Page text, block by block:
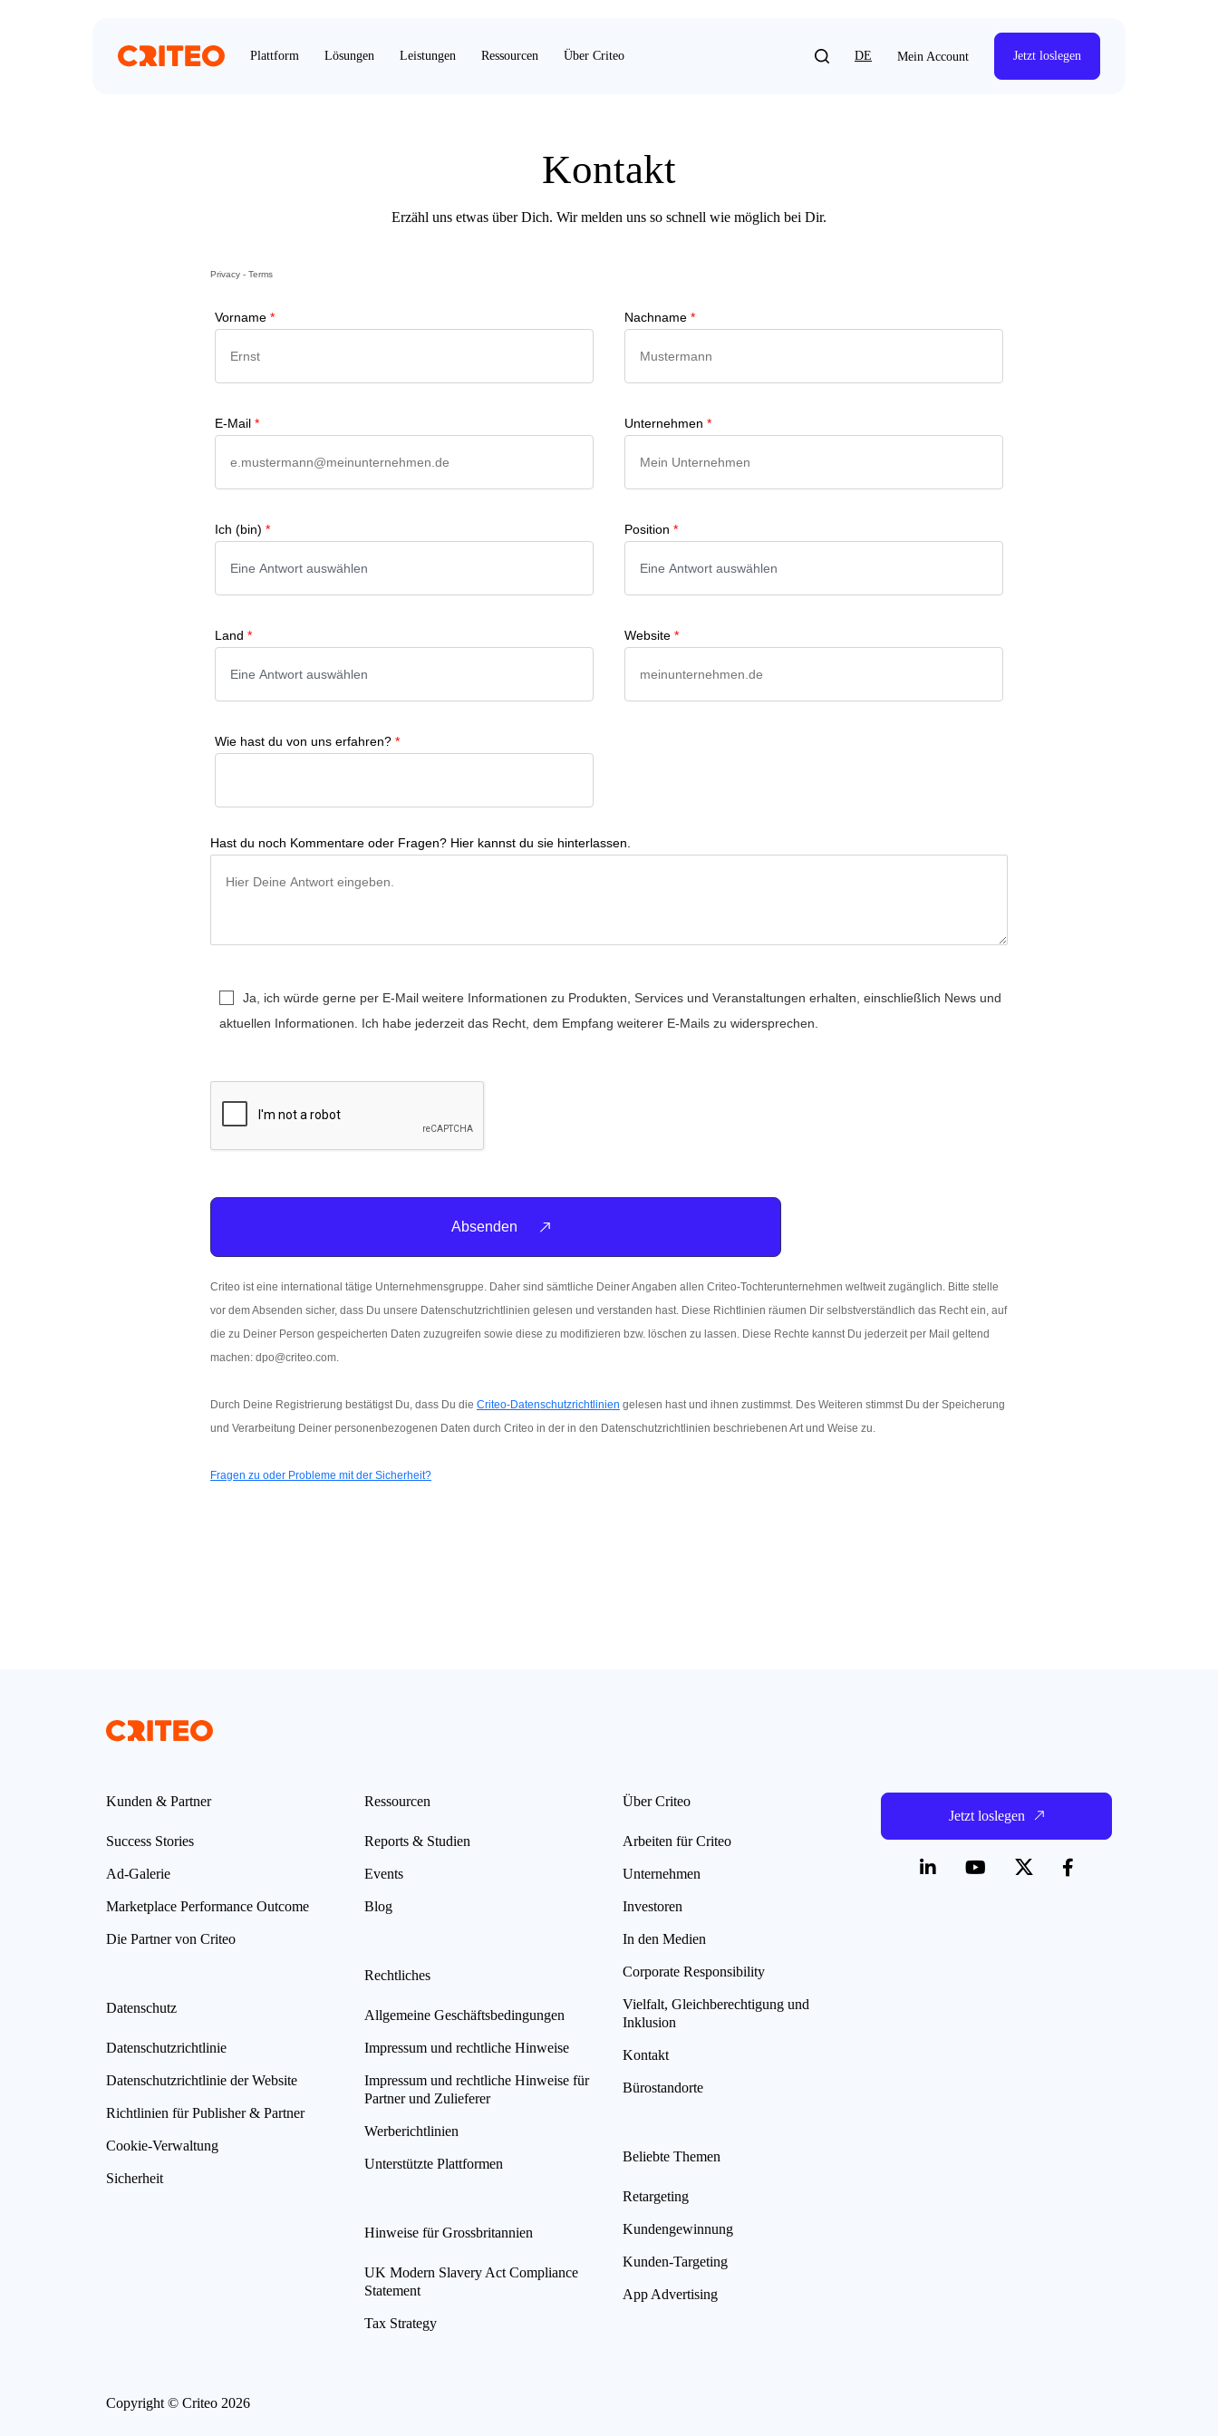
Plattform Lösungen Leistungen Ressourcen Über Criteo DE Mein Account Jetzt loslegen
Kontakt
Erzähl uns etwas über Dich. Wir melden uns so schnell wie möglich bei Dir.
Kunden & Partner
Success Stories
Ad-Galerie
Marketplace Performance Outcome
Die Partner von Criteo
Datenschutz
Datenschutzrichtlinie
Datenschutzrichtlinie der Website
Richtlinien für Publisher & Partner
Cookie-Verwaltung
Sicherheit
Ressourcen
Reports & Studien
Events
Blog
Rechtliches
Allgemeine Geschäftsbedingungen
Impressum und rechtliche Hinweise
Impressum und rechtliche Hinweise für
Partner und Zulieferer
Werberichtlinien
Unterstützte Plattformen
Hinweise für Grossbritannien
UK Modern Slavery Act Compliance
Statement
Tax Strategy
Über Criteo
Arbeiten für Criteo
Unternehmen
Investoren
In den Medien
Corporate Responsibility
Vielfalt, Gleichberechtigung und
Inklusion
Kontakt
Bürostandorte
Beliebte Themen
Retargeting
Kundengewinnung
Kunden-Targeting
App Advertising
Jetzt loslegen
Copyright © Criteo 2026